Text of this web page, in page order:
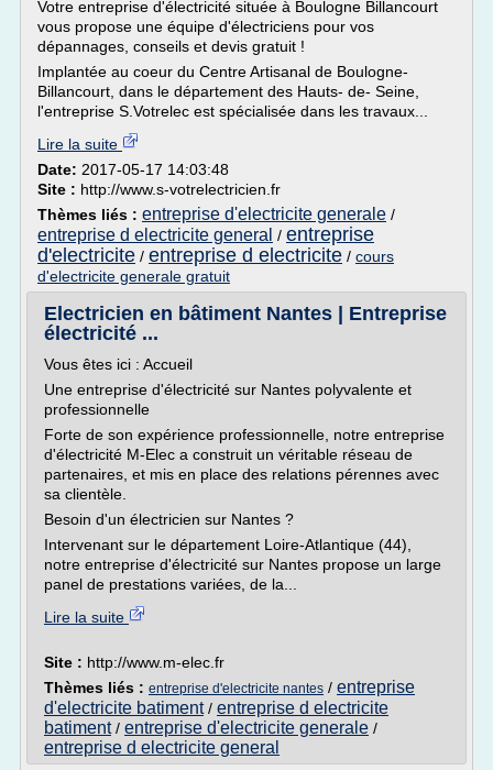
Votre entreprise d'électricité située à Boulogne Billancourt
vous propose une équipe d'électriciens pour vos
dépannages, conseils et devis gratuit !
Implantée au coeur du Centre Artisanal de Boulogne-
Billancourt, dans le département des Hauts- de- Seine,
l'entreprise S.Votrelec est spécialisée dans les travaux...
Lire la suite
Date: 2017-05-17 14:03:48
Site : http://www.s-votrelectricien.fr
Thèmes liés : entreprise d'electricite generale /
entreprise d electricite general / entreprise
d'electricite / entreprise d electricite / cours
d'electricite generale gratuit
Electricien en bâtiment Nantes | Entreprise
électricité ...
Vous êtes ici : Accueil
Une entreprise d'électricité sur Nantes polyvalente et
professionnelle
Forte de son expérience professionnelle, notre entreprise
d'électricité M-Elec a construit un véritable réseau de
partenaires, et mis en place des relations pérennes avec
sa clientèle.
Besoin d'un électricien sur Nantes ?
Intervenant sur le département Loire-Atlantique (44),
notre entreprise d'électricité sur Nantes propose un large
panel de prestations variées, de la...
Lire la suite
Site : http://www.m-elec.fr
Thèmes liés : entreprise d'electricite nantes / entreprise
d'electricite batiment/ entreprise d electricite
batiment/ entreprise d'electricite generale /
entreprise d electricite general